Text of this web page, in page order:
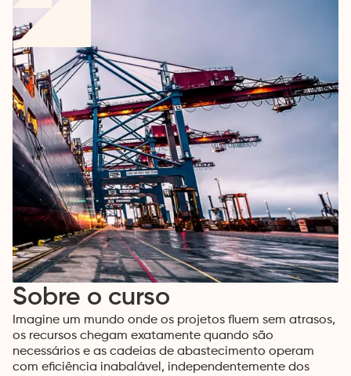
Sobre o curso
Imagine um mundo onde os projetos fluem sem atrasos,
os recursos chegam exatamente quando são
necessários e as cadeias de abastecimento operam
com eficiência inabalável, independentemente dos